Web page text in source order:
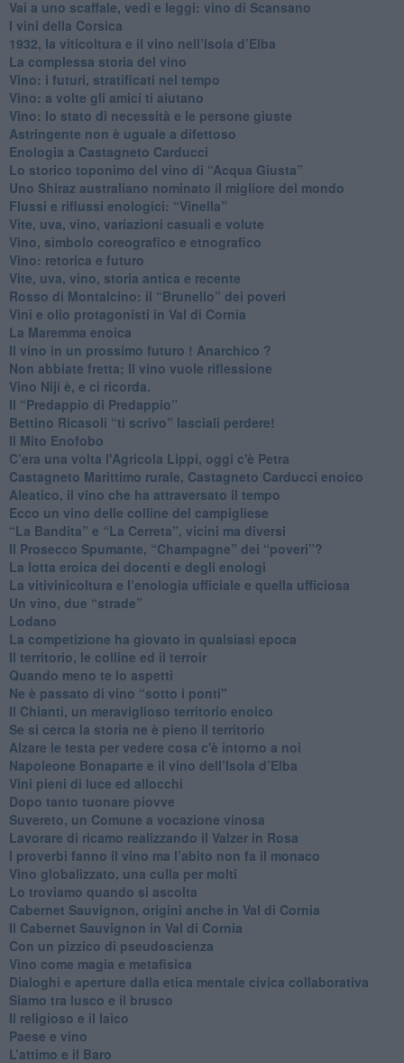
​Vai a uno scaffale, vedi e leggi: vino di Scansano
​I vini della Corsica
​1932, la viticoltura e il vino nell’Isola d’Elba
​La complessa storia del vino
​Vino: i futuri, stratificati nel tempo
Vino: a volte gli amici ti aiutano
Vino: lo stato di necessità e le persone giuste
​Astringente non è uguale a difettoso
Enologia a Castagneto Carducci
Lo storico toponimo del vino di “Acqua Giusta”
Uno Shiraz australiano nominato il migliore del mondo
​Flussi e riflussi enologici: “Vinella”
Vite, uva, vino, variazioni casuali e volute
Vino, simbolo coreografico e etnografico
​Vino: retorica e futuro
​Vite, uva, vino, storia antica e recente
​Rosso di Montalcino: il “Brunello” dei poveri
Vini e olio protagonisti in Val di Cornia
​La Maremma enoica
Il vino in un prossimo futuro ! Anarchico ?
​Non abbiate fretta; Il vino vuole riflessione
​Vino Niji è, e ci ricorda.
Il “Predappio di Predappio”
Bettino Ricasoli “ti scrivo” lasciali perdere!
Il Mito Enofobo
​C’era una volta l'Agricola Lippi, oggi c'è Petra
​Castagneto Marittimo rurale, Castagneto Carducci enoico
Aleatico, il vino che ha attraversato il tempo
Ecco un vino delle colline del campigliese
“La Bandita” e “La Cerreta”, vicini ma diversi
​Il Prosecco Spumante, “Champagne” dei “poveri”?
​La lotta eroica dei docenti e degli enologi
​La vitivinicoltura e l’enologia ufficiale e quella ufficiosa
​Un vino, due “strade”
Lodano
​La competizione ha giovato in qualsiasi epoca
Il territorio, le colline ed il terroir
Quando meno te lo aspetti
​Ne è passato di vino “sotto i ponti"
​Il Chianti, un meraviglioso territorio enoico
​Se si cerca la storia ne è pieno il territorio
Alzare le testa per vedere cosa c'è intorno a noi
​Napoleone Bonaparte e il vino dell’Isola d’Elba
Vini pieni di luce ed allocchi
Dopo tanto tuonare piovve
Suvereto, un Comune a vocazione vinosa
Lavorare di ricamo realizzando il Valzer in Rosa
​I proverbi fanno il vino ma l’abito non fa il monaco
Vino globalizzato, una culla per molti
Lo troviamo quando si ascolta
Cabernet Sauvignon, origini anche in Val di Cornia
Il Cabernet Sauvignon in Val di Cornia
Con un pizzico di pseudoscienza
​Vino come magia e metafisica
Dialoghi e aperture dalla etica mentale civica collaborativa
Siamo tra lusco e il brusco
Il religioso e il laico
​Paese e vino
L’attimo e il Baro